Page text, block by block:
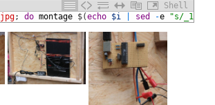
Shell
; do montage $(echo $i sed -e "s/_1/